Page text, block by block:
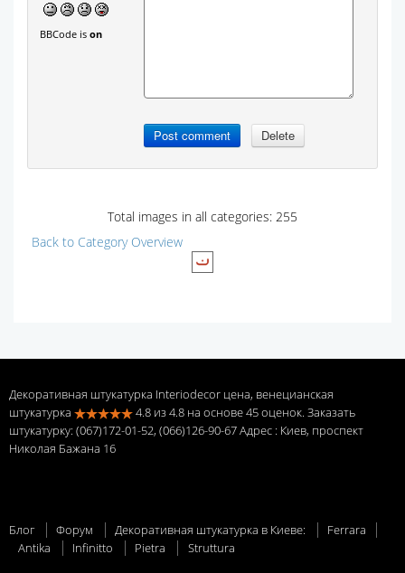
BBCode ison
Total images in all categories: 255
Back to Category Overview
Декоративная штукатурка Interiodecor цена, венецианская
штукатурка
4.8 из4.8 на основе45оценок. Заказать
штукатурку: (067)172-01-52, (066)126-90-67 Адрес : Киев, проспект
Николая Бажана 16
Блог Форум Декоративная штукатурка в Киеве:
Ferrara
Antika
Infinitto Pietra Struttura